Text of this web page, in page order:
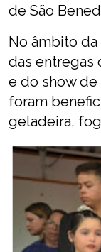
de São
No âmbito
das entregas
e do show
foram
geladeira,